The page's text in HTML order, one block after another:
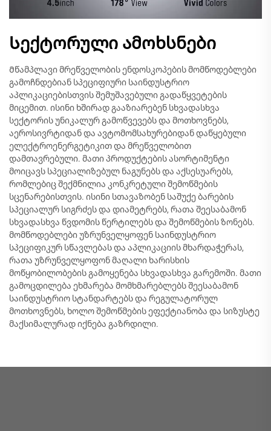
Სექტორული ამოხსნები
Მწამპლავი მრეწველობის ენდოსკოპების მომწოდებლები
გამოჩნდებიან სპეციფიური საინდუსტრიო
აპლიკაციებისთვის შემუშავებული გადაწყვეტების
მიცემით. ისინი ხშირად გააზიარებენ სხვადასხვა
სექტორის უნიკალურ გამოწვევებს და მოთხოვნებს,
აეროსივრტიდან და ავტომომსახურებიდან დაწყებული
ელექტროენერგეტიკით და მრეწველობით
დამთავრებული. მათი პროდუქტების ასორტიმენტი
მოიცავს სპეციალიზებულ ნაგუნებს და აქსესუარებს,
რომლებიც შექმნილია კონკრეტული შემოწმების
სცენარებისთვის. ისინი სთავაზობენ საშუქე ბარების
სპეციალურ სიგრძეს და დიამეტრებს, რათა შეესაბამონ
სხვადასხვა წვდომის წერტილებს და შემოწმების ზონებს.
მომწოდებლები უზრუნველყოფენ საინდუსტრიო
სპეციფიკურ სწავლებას და აპლიკაციის მხარდაჭერას,
რათა უზრუნველყოფონ მაღალი ხარისხის
მოწყობილობების გამოყენება სხვადასხვა გარემოში. მათი
გამოცდილება ეხმარება მომხმარებლებს შეესაბამონ
საინდუსტრიო სტანდარტებს და რეგულატორულ
მოთხოვნებს, ხოლო შემოწმების ეფექტიანობა და სიზუსტე
მაქსიმალურად იქნება გაზრდილი.